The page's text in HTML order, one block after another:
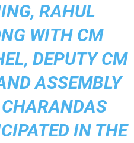
RAHUL
WITH CM
DEPUTY CM
ASSEMBLY
IN THE